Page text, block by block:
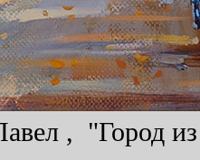
, "Город